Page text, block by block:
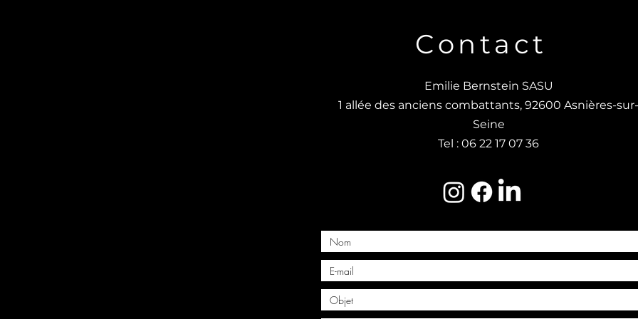
Contact
Emilie Bernstein SASU
1 allée des anciens combattants, 92600 Asnières-sur-
Seine
Tel : 06 22 17 07 36